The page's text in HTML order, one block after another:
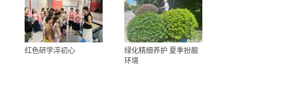
红色研学淬初心
绿化精细养护 夏季扮靓
环境